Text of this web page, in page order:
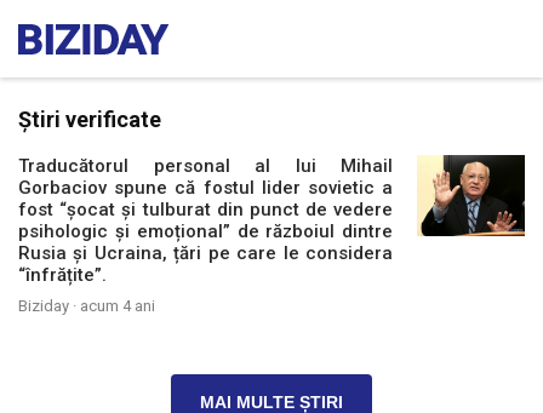
Știri verificate
Traducătorul personal al lui Mihail
Gorbaciov spune că fostul lider sovietic a
fost “șocat și tulburat din punct de vedere
psihologic și emoțional” de războiul dintre
Rusia și Ucraina, țări pe care le considera
“înfrățite”.
Biziday · acum 4 ani
MAI MULTE ȘTIRI